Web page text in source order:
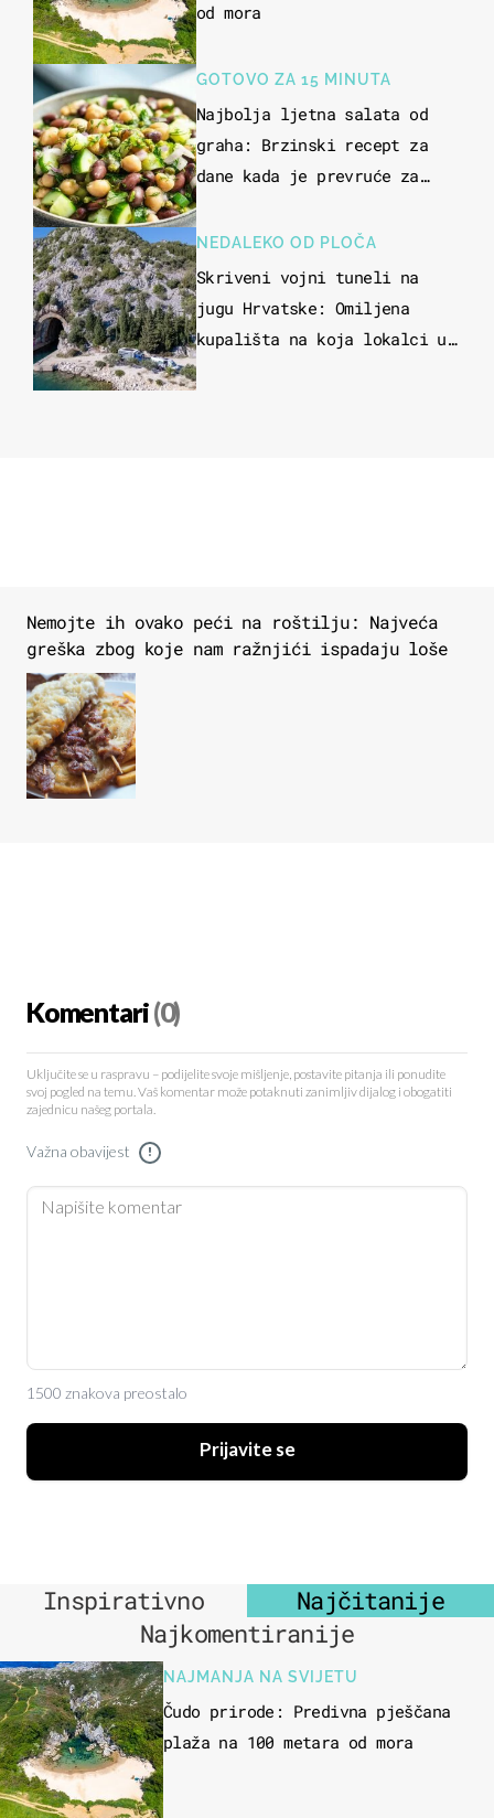
od mora
GOTOVO ZA 15 MINUTA
Najbolja ljetna salata od
graha: Brzinski recept za
dane kada je prevruće za
NEDALEKO OD PLOČA
Skriveni vojni tuneli na
jugu Hrvatske: Omiljena
kupališta na koja lokalci u
Nemojte ih ovako peći na roštilju: Najveća
greška zbog koje nam ražnjići ispadaju loše
Komentari(0)
Uključite se u raspravu – podijelite svoje mišljenje, postavite pitanja ili ponudite
svoj pogled na temu. Vaš komentar može potaknuti zanimljiv dijalog i obogatiti
zajednicu našeg portala.
Važna obavijest !
1500 znakova preostalo
Prijavite se
Inspirativno
Najčitanije
Najkomentiranije
NAJMANJA NA SVIJETU
Čudo prirode: Predivna pješčana
plaža na 100 metara od mora